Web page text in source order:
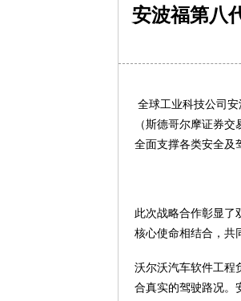
安波福第八
全球工业科技公司
（斯德哥尔摩证券
全面支撑各类安全及
此次战略合作彰显了
核心使命相结合，共
沃尔沃汽车软件工程
合真实的驾驶路况。